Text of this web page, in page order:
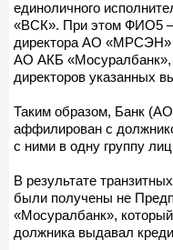
единоличного
«ВСК». При этом ФИО5 –
директора АО «МРСЭН»
АО АКБ «Мосуралбанк»,
директоров указанных
Таким образом, Банк
аффилирован с
с ними в одну группу
В результате
были получены не
«Мосуралбанк»,
должника выдавал